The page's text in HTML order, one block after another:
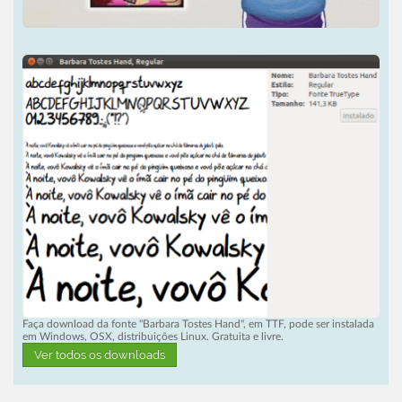
Faça download da fonte "Barbara Tostes Hand", em TTF, pode ser instalada
em Windows, OSX, distribuições Linux. Gratuita e livre.
Ver todos os downloads